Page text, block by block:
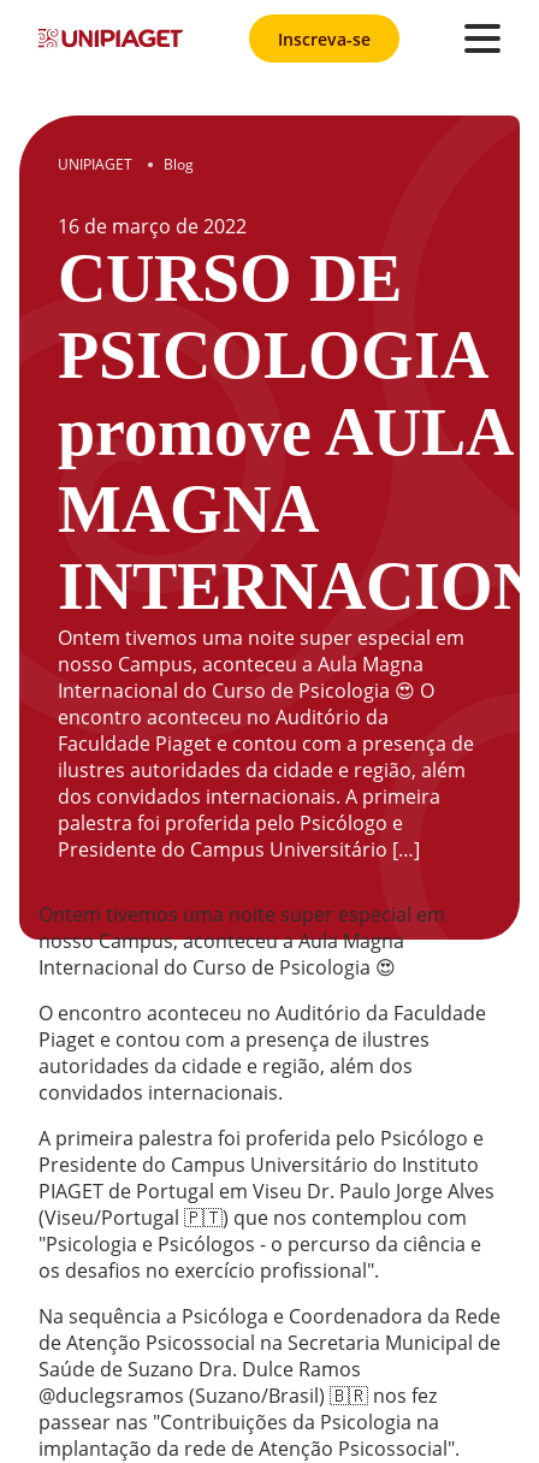
Inscreva-se
UNIPIAGET ● Blog
16 de março de2022
CURSO DE
PSICOLOGIA
promove AULA
MAGNA
Ontem tivemos uma noite super especial em
nosso Campus, aconteceu a Aula Magna
Internacional do Curso de Psicologia 😍 O
encontro aconteceu no Auditório da
Faculdade Piaget e contou com a presença de
ilustres autoridades da cidade e região, além
dos convidados internacionais. A primeira
palestra foi proferida pelo Psicólogo e
Presidente do Campus Universitário […]
Ontem tivemos uma noite super especial em
nosso Campus, aconteceu a Aula Magna
Internacional do Curso de Psicologia 😍
O encontro aconteceu no Auditório da Faculdade
Piaget e contou com a presença de ilustres
autoridades da cidade e região, além dos
convidados internacionais.
A primeira palestra foi proferida pelo Psicólogo e
Presidente do Campus Universitário do Instituto
PIAGET de Portugal em Viseu Dr. Paulo Jorge Alves
(Viseu/Portugal 🇵🇹) que nos contemplou com
"Psicologia e Psicólogos - o percurso da ciência e
os desafios no exercício profissional".
Na sequência a Psicóloga e Coordenadora da Rede
de Atenção Psicossocial na Secretaria Municipal de
Saúde de Suzano Dra. Dulce Ramos
@duclegsramos (Suzano/Brasil) 🇧🇷 nos fez
passear nas "Contribuições da Psicologia na
implantação da rede de Atenção Psicossocial".